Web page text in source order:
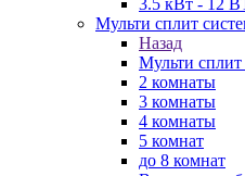
3.5 кВт - 12
Мульти сплит
Назад
Мульти
2 комнаты
3 комнаты
4 комнаты
5 комнат
до 8 комнат